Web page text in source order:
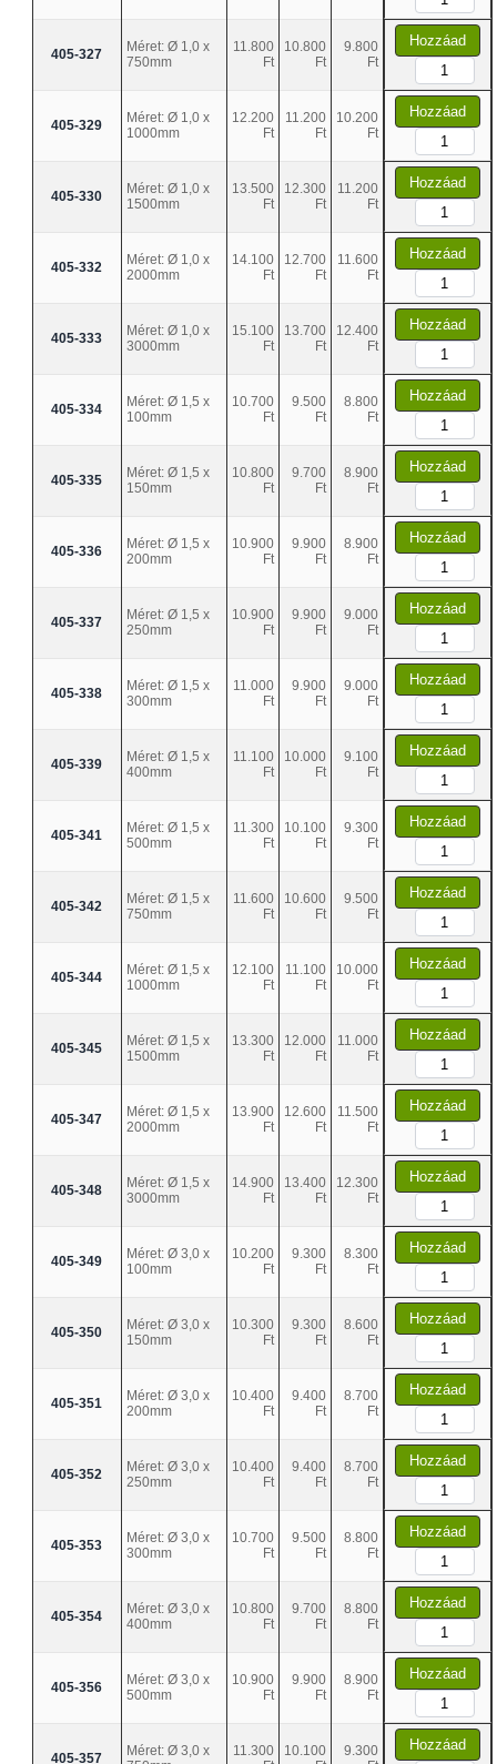
405-327
Méret: Ø 1,0 x
750mm
11.800
Ft
10.800
Ft
9.800
Ft
Hozzáad
405-329
Méret: Ø 1,0 x
1000mm
12.200
Ft
11.200
Ft
10.200
Ft
Hozzáad
405-330
Méret: Ø 1,0 x
1500mm
13.500
Ft
12.300
Ft
11.200
Ft
Hozzáad
405-332
Méret: Ø 1,0 x
2000mm
14.100
Ft
12.700
Ft
11.600
Ft
Hozzáad
405-333
Méret: Ø 1,0 x
3000mm
15.100
Ft
13.700
Ft
12.400
Ft
Hozzáad
405-334
Méret: Ø 1,5 x
100mm
10.700
Ft
9.500
Ft
8.800
Ft
Hozzáad
405-335
Méret: Ø 1,5 x
150mm
10.800
Ft
9.700
Ft
8.900
Ft
Hozzáad
405-336
Méret: Ø 1,5 x
200mm
10.900
Ft
9.900
Ft
8.900
Ft
Hozzáad
405-337
Méret: Ø 1,5 x
250mm
10.900
Ft
9.900
Ft
9.000
Ft
Hozzáad
405-338
Méret: Ø 1,5 x
300mm
11.000
Ft
9.900
Ft
9.000
Ft
Hozzáad
405-339
Méret: Ø 1,5 x
400mm
11.100
Ft
10.000
Ft
9.100
Ft
Hozzáad
405-341
Méret: Ø 1,5 x
500mm
11.300
Ft
10.100
Ft
9.300
Ft
Hozzáad
405-342
Méret: Ø 1,5 x
750mm
11.600
Ft
10.600
Ft
9.500
Ft
Hozzáad
405-344
Méret: Ø 1,5 x
1000mm
12.100
Ft
11.100
Ft
10.000
Ft
Hozzáad
405-345
Méret: Ø 1,5 x
1500mm
13.300
Ft
12.000
Ft
11.000
Ft
Hozzáad
405-347
Méret: Ø 1,5 x
2000mm
13.900
Ft
12.600
Ft
11.500
Ft
Hozzáad
405-348
Méret: Ø 1,5 x
3000mm
14.900
Ft
13.400
Ft
12.300
Ft
Hozzáad
405-349
Méret: Ø 3,0 x
100mm
10.200
Ft
9.300
Ft
8.300
Ft
Hozzáad
405-350
Méret: Ø 3,0 x
150mm
10.300
Ft
9.300
Ft
8.600
Ft
Hozzáad
405-351
Méret: Ø 3,0 x
200mm
10.400
Ft
9.400
Ft
8.700
Ft
Hozzáad
405-352
Méret: Ø 3,0 x
250mm
10.400
Ft
9.400
Ft
8.700
Ft
Hozzáad
405-353
Méret: Ø 3,0 x
300mm
10.700
Ft
9.500
Ft
8.800
Ft
Hozzáad
405-354
Méret: Ø 3,0 x
400mm
10.800
Ft
9.700
Ft
8.800
Ft
Hozzáad
405-356
Méret: Ø 3,0 x
500mm
10.900
Ft
9.900
Ft
8.900
Ft
Hozzáad
405-357
Méret: Ø 3,0 x
11.300
10.100
9.300
Hozzáad